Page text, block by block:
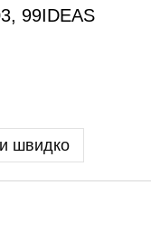
99IDEAS
швидко